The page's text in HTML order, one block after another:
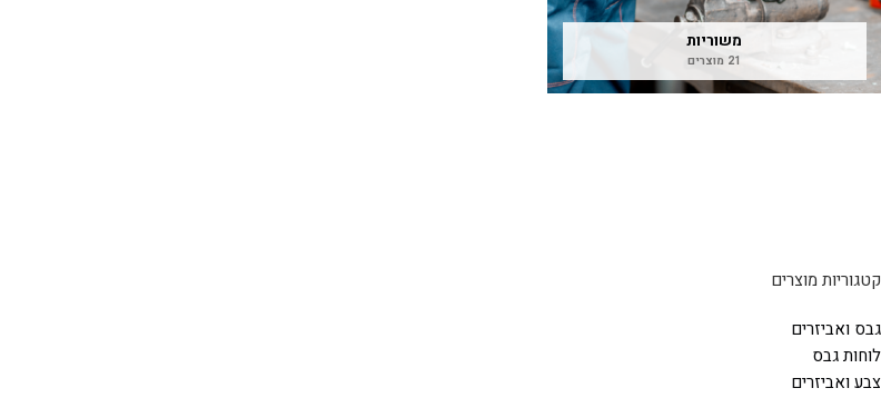
משוריות
21 מוצרים
קטגוריות מוצרים
גבס ואביזרים
לוחות גבס
צבע ואביזרים